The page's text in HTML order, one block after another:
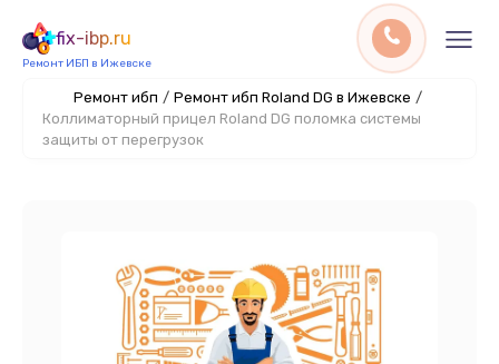
fix-ibp.ru
Ремонт ИБП в Ижевске
Ремонт ибп / Ремонт ибп Roland DG в Ижевске /
Коллиматорный прицел Roland DG поломка системы
защиты от перегрузок